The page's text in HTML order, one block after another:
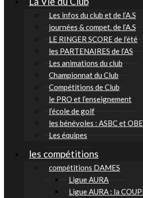
Les infos du club et de l’A.S
journées & compet. de l’A.S
LE RINGER SCORE de l’été
les PARTENAIRES de l’AS
Les animations du club
Championnat du Club
Compétitions de Club
le PRO et l’enseignement
l’école de golf
les bénévoles : ASBC et
Les équipes
les compétitions
compétitions DAMES
Ligue AURA
Ligue AURA : la